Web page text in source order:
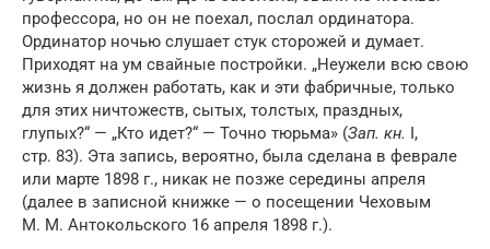
профессора, но он не поехал, послал ординатора.
Ординатор ночью слушает стук сторожей и думает.
Приходят на ум свайные постройки. „Неужели всю свою
жизнь я должен работать, как и эти фабричные, только
для этих ничтожеств, сытых, толстых, праздных,
глупых?“ — „Кто идет?“ — Точно тюрьма» (Зап. кн. I,
стр. 83). Эта запись, вероятно, была сделана в феврале
или марте 1898 г., никак не позже середины апреля
(далее в записной книжке — о посещении Чеховым
М. М. Антокольского 16 апреля 1898 г.).